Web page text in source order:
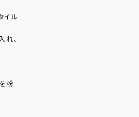
イル
れ、
粉